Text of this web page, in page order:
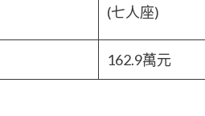
(七人座)
162.9萬元